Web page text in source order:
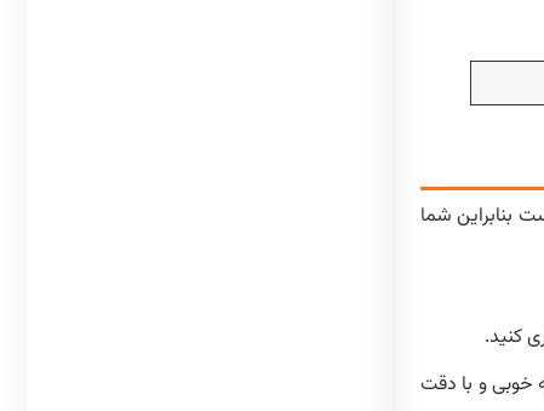
به هم نزدیک است بنابراین شما
کنید.
خوبی و با دقت